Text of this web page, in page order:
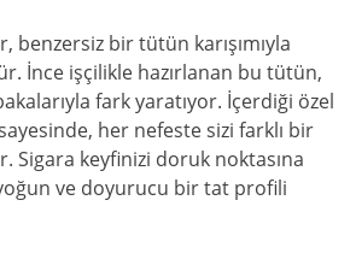
benzersiz bir tütün karışımıyla
İnce işçilikle hazırlanan bu tütün,
fark yaratıyor. İçerdiği özel
her nefeste sizi farklı bir
Sigara keyfinizi doruk noktasına
ve doyurucu bir tat profili